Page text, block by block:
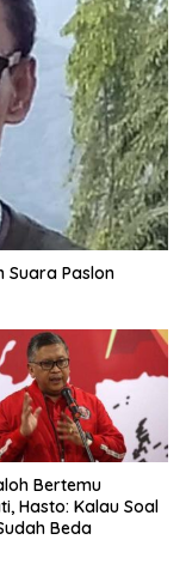
Suara Paslon
Bertemu
Hasto: Kalau Soal
Beda